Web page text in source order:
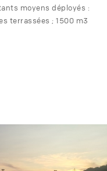
moyens déployés :
terrassées ; 1500 m3